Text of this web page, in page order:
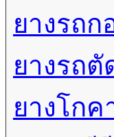
ยางรถก
ยางรถ
ยางโกค